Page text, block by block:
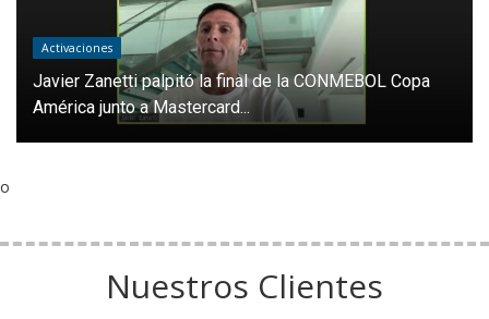
Activaciones
Javier Zanetti palpitó la final de la CONMEBOL Copa
América junto a Mastercard...
o
Nuestros Clientes